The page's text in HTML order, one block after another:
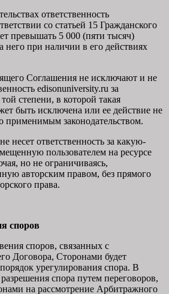
ответственность
со статьей 15 Гражданского
превышать 5 000 (пяти тысяч)
него при наличии в его действиях
Соглашения не исключают и не
edisonuniversity.ru за
степени, в которой такая
быть исключена или ее действие не
применимым законодательством.
несет ответственность за какую-
пользователем на ресурсе
но не ограничиваясь,
авторским правом, без прямого
права.
споров
споров, связанных с
Договора, Сторонами будет
урегулирования спора. В
спора путем переговоров,
на рассмотрение Арбитражного